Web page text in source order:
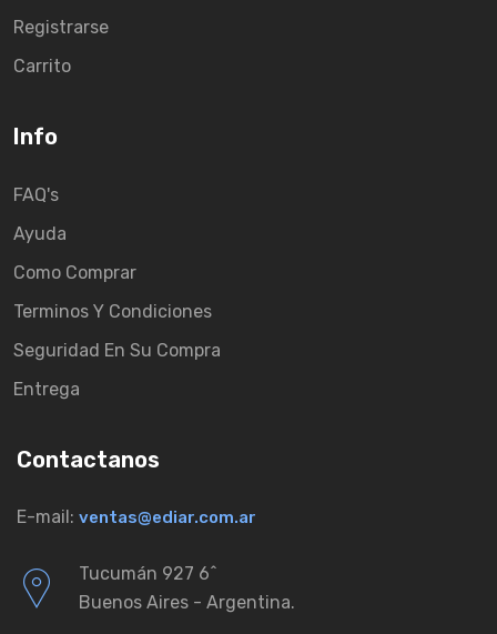
Registrarse
Carrito
Info
FAQ's
Ayuda
Como Comprar
Terminos Y Condiciones
Seguridad En Su Compra
Entrega
Contactanos
E-mail: ventas@ediar.com.ar
Tucumán 927 6ˆ
Buenos Aires - Argentina.